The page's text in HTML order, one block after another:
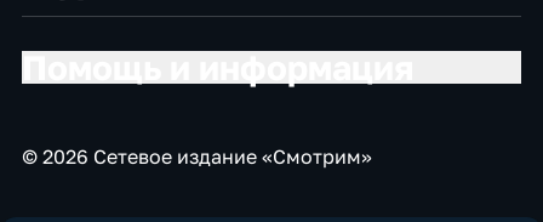
© 2026 Сетевое издание «Смотрим»